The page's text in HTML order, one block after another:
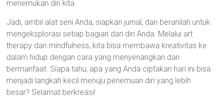
menemukan diri kita.
Jadi, ambil alat seni Anda, siapkan jurnal, dan beranilah untuk
mengeksplorasi setiap bagian dari diri Anda. Melalui art
therapy dan mindfulness, kita bisa membawa kreativitas ke
dalam hidup dengan cara yang menyenangkan dan
bermanfaat. Siapa tahu, apa yang Anda ciptakan hari ini bisa
menjadi langkah kecil menuju penemuan diri yang lebih
besar? Selamat berkreasi!